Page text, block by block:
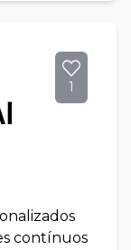
1
contínuos